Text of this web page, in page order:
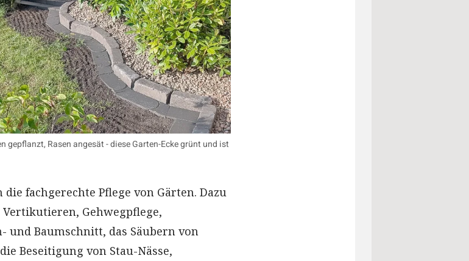
gepflanzt, Rasen angesät - diese Garten-Ecke grünt und ist
fachgerechte Pflege von Gärten. Dazu
Gehwegpflege,
und Baumschnitt, das Säubern von
Beseitigung von Stau-Nässe,